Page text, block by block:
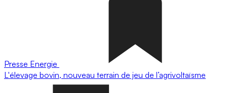
Presse Energie
L'élevage bovin, nouveau terrain de jeu de l’agrivoltaïsme